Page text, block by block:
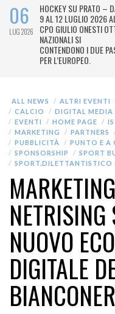
06
LUG 2026
HOCKEY SU PRATO –
9 AL 12 LUGLIO 2026 AL
CPO GIULIO ONESTI
NAZIONALI SI
CONTENDONO I DUE
PER L’EUROPEO.
ALL NEWS ALTRI EVENTI
CALCIO
DIGITAL MEDIA
EVENTI
HOME PAGE
MARKETING
PARTNERS
PUBBLICITÀ
PUNTO E A
SPONSORSHIP
SPORT
SPORT.DILETTANTISTICO
NUOVO
DIGITALE